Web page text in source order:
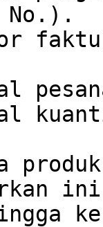
No.).